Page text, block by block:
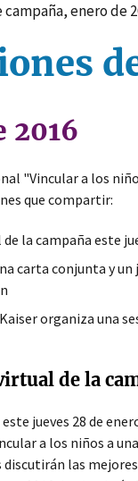
enero de
2016
"Vincular a los
que compartir:
la campaña este
carta conjunta y
organiza una
de la
jueves 28de
a los niños a
discutirán las